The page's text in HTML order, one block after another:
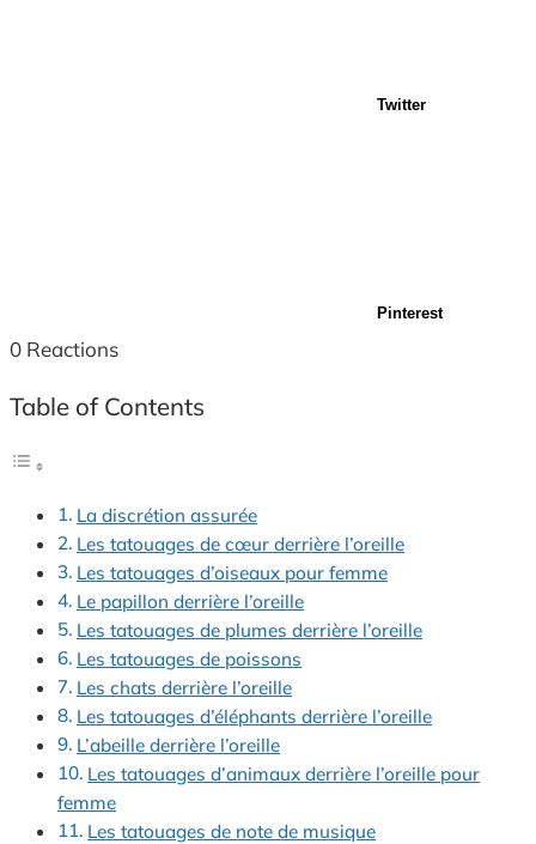
Twitter
Pinterest
0 Reactions
Table of Contents
La discrétion assurée
Les tatouages de cœur derrière l’oreille
Les tatouages d’oiseaux pour femme
Le papillon derrière l’oreille
Les tatouages de plumes derrière l’oreille
Les tatouages de poissons
Les chats derrière l’oreille
Les tatouages d’éléphants derrière l’oreille
L’abeille derrière l’oreille
Les tatouages d’animaux derrière l’oreille pour
femme
Les tatouages de note de musique